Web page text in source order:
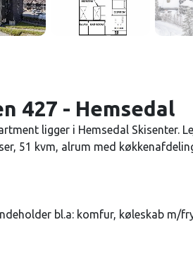
427 - Hemsedal
ligger i Hemsedal Skisenter.
51 kvm, alrum med
bl.a: komfur, køleskab m/